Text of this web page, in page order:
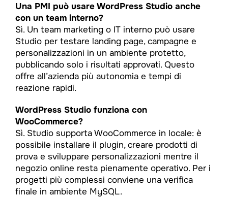
Una PMI può usare WordPress Studio anche
con un team interno?
Sì. Un team marketing o IT interno può usare
Studio per testare landing page, campagne e
personalizzazioni in un ambiente protetto,
pubblicando solo i risultati approvati. Questo
offre all’azienda più autonomia e tempi di
reazione rapidi.
WordPress Studio funziona con
WooCommerce?
Sì. Studio supporta WooCommerce in locale: è
possibile installare il plugin, creare prodotti di
prova e sviluppare personalizzazioni mentre il
negozio online resta pienamente operativo. Per i
progetti più complessi conviene una verifica
finale in ambiente MySQL.